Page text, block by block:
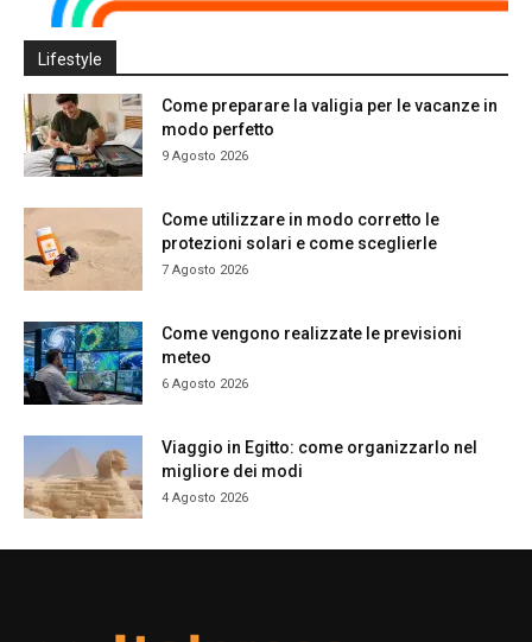
Lifestyle
Come preparare la valigia per le vacanze in
modo perfetto
9 Agosto 2026
Come utilizzare in modo corretto le
protezioni solari e come sceglierle
7 Agosto 2026
Come vengono realizzate le previsioni
meteo
6 Agosto 2026
Viaggio in Egitto: come organizzarlo nel
migliore dei modi
4 Agosto 2026